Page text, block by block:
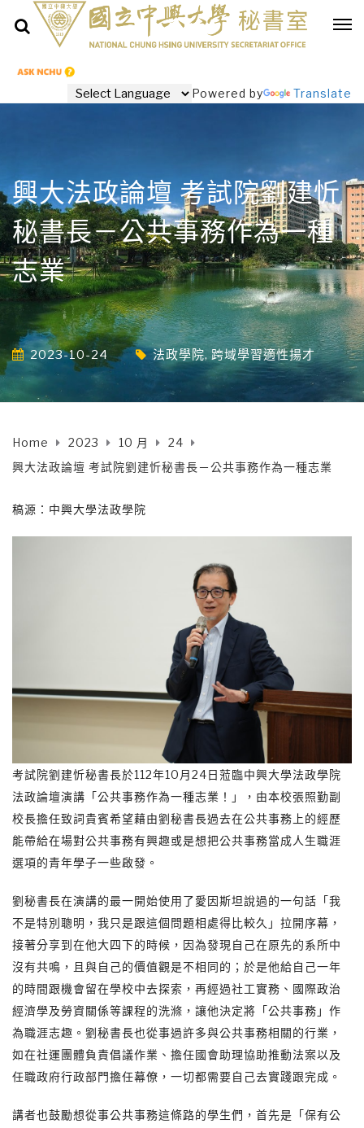
Powered by Translate
興大法政論壇 考試院劉建忻
秘書長－公共事務作為一種
志業
2023-10-24 法政學院, 跨域學習適性揚才
Home 2023 10 月
24
興大法政論壇 考試院劉建忻秘書長－公共事務作為一種志業
稿源：中興大學法政學院
考試院劉建忻秘書長於112年10月24日蒞臨中興大學法政學院
法政論壇演講「公共事務作為一種志業！」，由本校張照勤副
校長擔任致詞貴賓希望藉由劉秘書長過去在公共事務上的經歷
能帶給在場對公共事務有興趣或是想把公共事務當成人生職涯
選項的青年學子一些啟發。
劉秘書長在演講的最一開始使用了愛因斯坦說過的一句話「我
不是特別聰明，我只是跟這個問題相處得比較久」拉開序幕，
接著分享到在他大四下的時候，因為發現自己在原先的系所中
沒有共鳴，且與自己的價值觀是不相同的；於是他給自己一年
的時間跟機會留在學校中去探索，再經過社工實務、國際政治
經濟學及勞資關係等課程的洗滌，讓他決定將「公共事務」作
為職涯志趣。劉秘書長也從事過許多與公共事務相關的行業，
如在社運團體負責倡議作業、擔任國會助理協助推動法案以及
任職政府行政部門擔任幕僚，一切都需要自己去實踐跟完成。
講者也鼓勵想從事公共事務這條路的學生們，首先是「保有公